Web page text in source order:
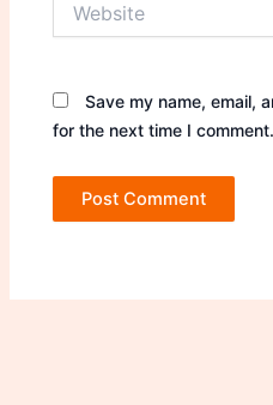
Save my name, email,
for the next time I comment.